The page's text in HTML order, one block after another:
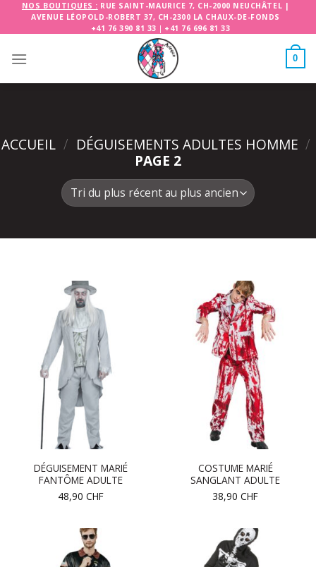
NOS BOUTIQUES : RUE SAINT-MAURICE 7, CH-2000 NEUCHÂTEL |
AVENUE LÉOPOLD-ROBERT 37, CH-2300 LA CHAUX-DE-FONDS
+41 76 390 81 33 | +41 76 696 81 33
0
ACCUEIL / DÉGUISEMENTS ADULTES HOMME /
PAGE 2
DÉGUISEMENT MARIÉ
FANTÔME ADULTE
48,90 CHF
COSTUME MARIÉ
SANGLANT ADULTE
38,90 CHF